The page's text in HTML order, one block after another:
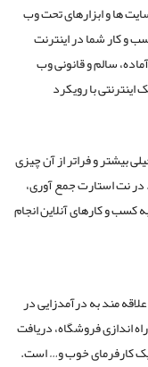
ها و ابزارهای تحت وب
و کار شما در اینترنت
سالم و قانونی وب
با رویکرد
بیشتر و فراتر از آن چیزی
نت استارت جمع آوری،
کسب و کارهای آنلاین انجام
مند به درآمدزایی در
اندازی فروشگاه، دریافت
یک کارفرمای خوب و… است.